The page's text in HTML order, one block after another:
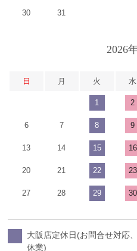
30 31
2026
日 月 火 水
1 2
6 7 8 9
13 14 15 16
20 21 22 23
27 28 29 30
大阪店定休日(お問合せ対応
休業)